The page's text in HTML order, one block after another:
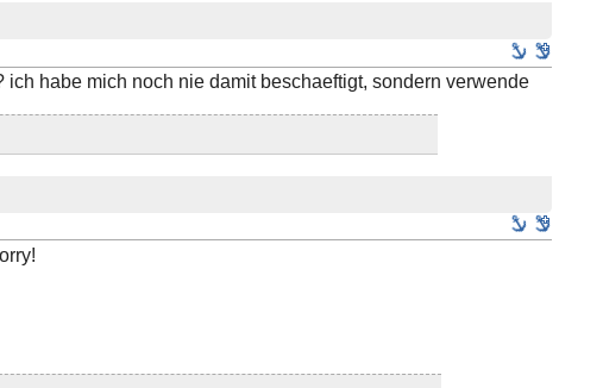
habe mich noch nie damit beschaeftigt, sondern verwende